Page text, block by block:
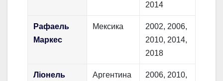
2014
Рафаель
Маркес
Мексика
2002, 2006,
2010, 2014,
2018
Ліонель
Аргентина
2006, 2010,